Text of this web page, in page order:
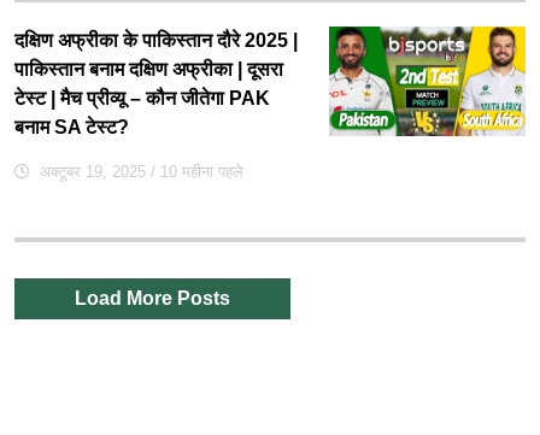
दक्षिण अफ्रीका के पाकिस्तान दौरे 2025 |
पाकिस्तान बनाम दक्षिण अफ्रीका | दूसरा
टेस्ट | मैच प्रीव्यू – कौन जीतेगा PAK
बनाम SA टेस्ट?
अक्टूबर 19, 2025 / 10 महीना पहले
Load More Posts